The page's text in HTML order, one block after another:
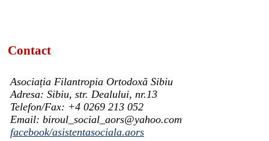
Contact
Asociația Filantropia Ortodoxă Sibiu
Adresa: Sibiu, str. Dealului, nr.13
Telefon/Fax: +4 0269 213 052
Email: biroul_social_aors@yahoo.com
facebook/asistentasociala.aors